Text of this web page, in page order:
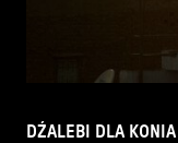
DŹALEBI DLA KONIA